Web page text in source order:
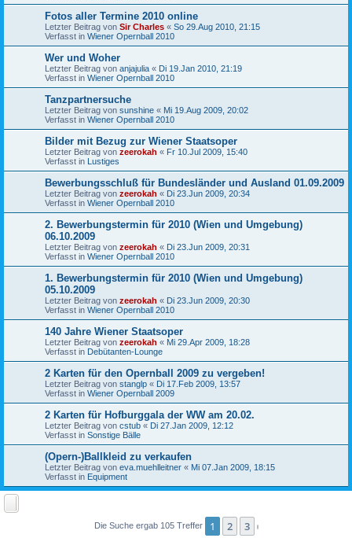
Fotos aller Termine 2010 online
Letzter Beitrag von Sir Charles « So 29.Aug 2010, 21:15
Verfasst in Wiener Opernball 2010
Wer und Woher
Letzter Beitrag von anjajulia « Di 19.Jan 2010, 21:19
Verfasst in Wiener Opernball 2010
Tanzpartnersuche
Letzter Beitrag von sunshine « Mi 19.Aug 2009, 20:02
Verfasst in Wiener Opernball 2010
Bilder mit Bezug zur Wiener Staatsoper
Letzter Beitrag von zeerokah « Fr 10.Jul 2009, 15:40
Verfasst in Lustiges
Bewerbungsschluß für Bundesländer und Ausland 01.09.2009
Letzter Beitrag von zeerokah « Di 23.Jun 2009, 20:34
Verfasst in Wiener Opernball 2010
2. Bewerbungstermin für 2010 (Wien und Umgebung)
06.10.2009
Letzter Beitrag von zeerokah « Di 23.Jun 2009, 20:31
Verfasst in Wiener Opernball 2010
1. Bewerbungstermin für 2010 (Wien und Umgebung)
05.10.2009
Letzter Beitrag von zeerokah « Di 23.Jun 2009, 20:30
Verfasst in Wiener Opernball 2010
140 Jahre Wiener Staatsoper
Letzter Beitrag von zeerokah « Mi 29.Apr 2009, 18:28
Verfasst in Debütanten-Lounge
2 Karten für den Opernball 2009 zu vergeben!
Letzter Beitrag von stanglp « Di 17.Feb 2009, 13:57
Verfasst in Wiener Opernball 2009
2 Karten für Hofburggala der WW am 20.02.
Letzter Beitrag von cstub « Di 27.Jan 2009, 12:12
Verfasst in Sonstige Bälle
(Opern-)Ballkleid zu verkaufen
Letzter Beitrag von eva.muehlleitner « Mi 07.Jan 2009, 18:15
Verfasst in Equipment
Die Suche ergab 105 Treffer 1 2 3